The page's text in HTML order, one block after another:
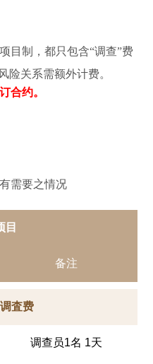
目制，都只包含“调查”费
险关系需额外计费。
合约。
需要之情况
目
备注
査费
调查员1名 1天